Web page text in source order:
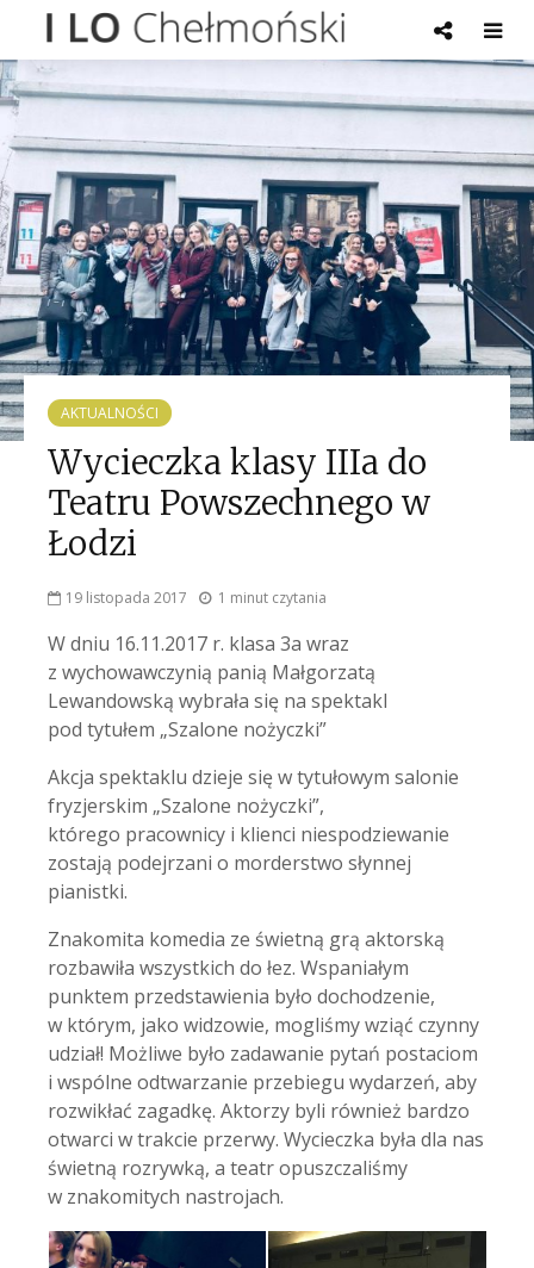
AKTUALNOŚCI
Wycieczka klasy IIIa do
Teatru Powszechnego w
Łodzi
19 listopada 2017 1 minut czytania
W dniu 16.11.2017 r. klasa 3a wraz
z wychowawczynią panią Małgorzatą
Lewandowską wybrała się na spektakl
pod tytułem „Szalone nożyczki”
Akcja spektaklu dzieje się w tytułowym salonie
fryzjerskim „Szalone nożyczki”,
którego pracownicy i klienci niespodziewanie
zostają podejrzani o morderstwo słynnej
pianistki.
Znakomita komedia ze świetną grą aktorską
rozbawiła wszystkich do łez. Wspaniałym
punktem przedstawienia było dochodzenie,
w którym, jako widzowie, mogliśmy wziąć czynny
udział! Możliwe było zadawanie pytań postaciom
i wspólne odtwarzanie przebiegu wydarzeń, aby
rozwikłać zagadkę. Aktorzy byli również bardzo
otwarci w trakcie przerwy. Wycieczka była dla nas
świetną rozrywką, a teatr opuszczaliśmy
w znakomitych nastrojach.